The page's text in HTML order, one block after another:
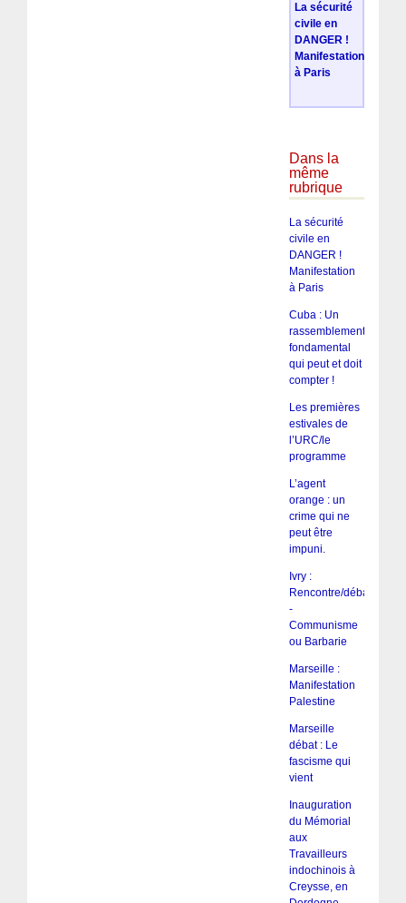
La sécurité
civile en
DANGER !
Manifestation
à Paris
Dans la
même
rubrique
La sécurité
civile en
DANGER !
Manifestation
à Paris
Cuba : Un
rassemblement
fondamental
qui peut et doit
compter !
Les premières
estivales de
l’URC/le
programme
L’agent
orange : un
crime qui ne
peut être
impuni.
Ivry :
Rencontre/débat
-
Communisme
ou Barbarie
Marseille :
Manifestation
Palestine
Marseille
débat : Le
fascisme qui
vient
Inauguration
du Mémorial
aux
Travailleurs
indochinois à
Creysse, en